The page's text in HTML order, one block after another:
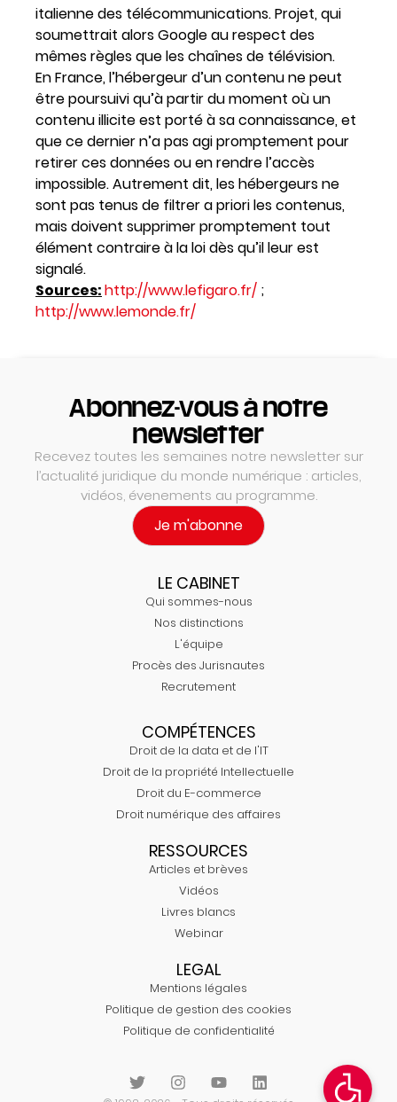
italienne des télécommunications. Projet, qui
soumettrait alors Google au respect des
mêmes règles que les chaînes de télévision.
En France, l’hébergeur d’un contenu ne peut
être poursuivi qu’à partir du moment où un
contenu illicite est porté à sa connaissance, et
que ce dernier n’a pas agi promptement pour
retirer ces données ou en rendre l’accès
impossible. Autrement dit, les hébergeurs ne
sont pas tenus de filtrer a priori les contenus,
mais doivent supprimer promptement tout
élément contraire à la loi dès qu’il leur est
signalé.
Sources:http://www.lefigaro.fr/ ;
http://www.lemonde.fr/
Abonnez-vous à notre
newsletter
Recevez toutes les semaines notre newsletter sur
l’actualité juridique du monde numérique : articles,
vidéos, évenements au programme.
Je m'abonne
LE CABINET
Qui sommes-nous
Nos distinctions
L'équipe
Procès des Jurisnautes
Recrutement
COMPÉTENCES
Droit de la data et de l'IT
Droit de la propriété Intellectuelle
Droit du E-commerce
Droit numérique des affaires
RESSOURCES
Articles et brèves
Vidéos
Livres blancs
Webinar
LEGAL
Mentions légales
Politique de gestion des cookies
Politique de confidentialité